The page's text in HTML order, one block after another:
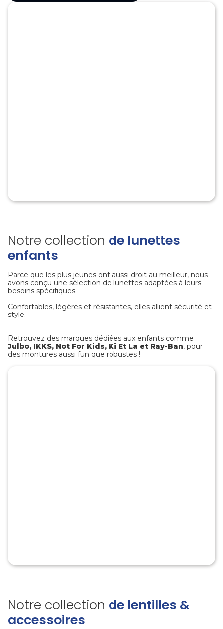
Notre collection de lunettes
enfants
Parce que les plus jeunes ont aussi droit au meilleur, nous
avons conçu une sélection de lunettes adaptées à leurs
besoins spécifiques.
Confortables, légères et résistantes, elles allient sécurité et
style.
Retrouvez des marques dédiées aux enfants comme
Julbo, IKKS, Not For Kids, Ki Et La et Ray-Ban, pour
des montures aussi fun que robustes !
Notre collection de lentilles &
accessoires